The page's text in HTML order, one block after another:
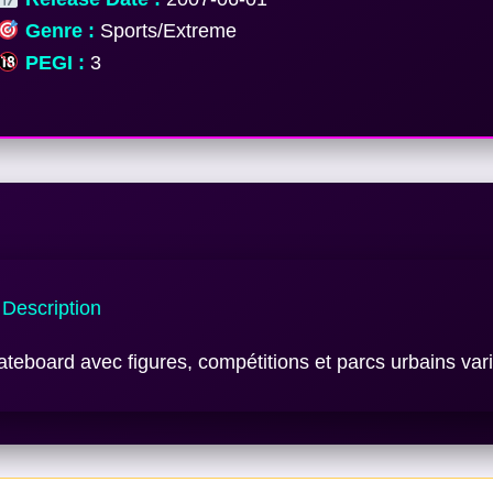
Genre : Sports/Extreme
PEGI : 3
avec figures, compétitions et parcs urbains